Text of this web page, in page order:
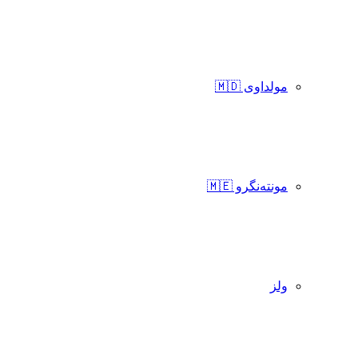
مولداوی 🇲🇩
مونته‌نگرو 🇲🇪
ولز